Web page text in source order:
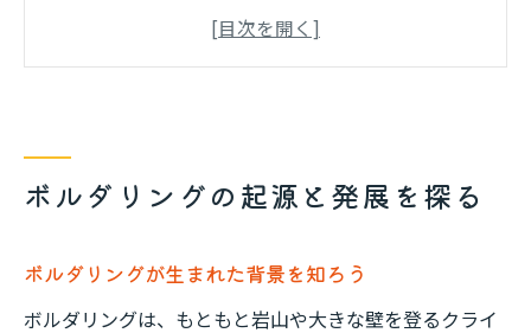
ボルダリングの歴史と世界への拡がり方
ボルダリングが世界で普及した理由
ボルダリングが盛んな国とその特徴を紹介
フリークライミングとボルダリングの歴史
ボルダリングの起源と発展を探る
ボルダリングが生まれた背景を知ろう
ボルダリングは、もともと岩山や大きな壁を登るクライ